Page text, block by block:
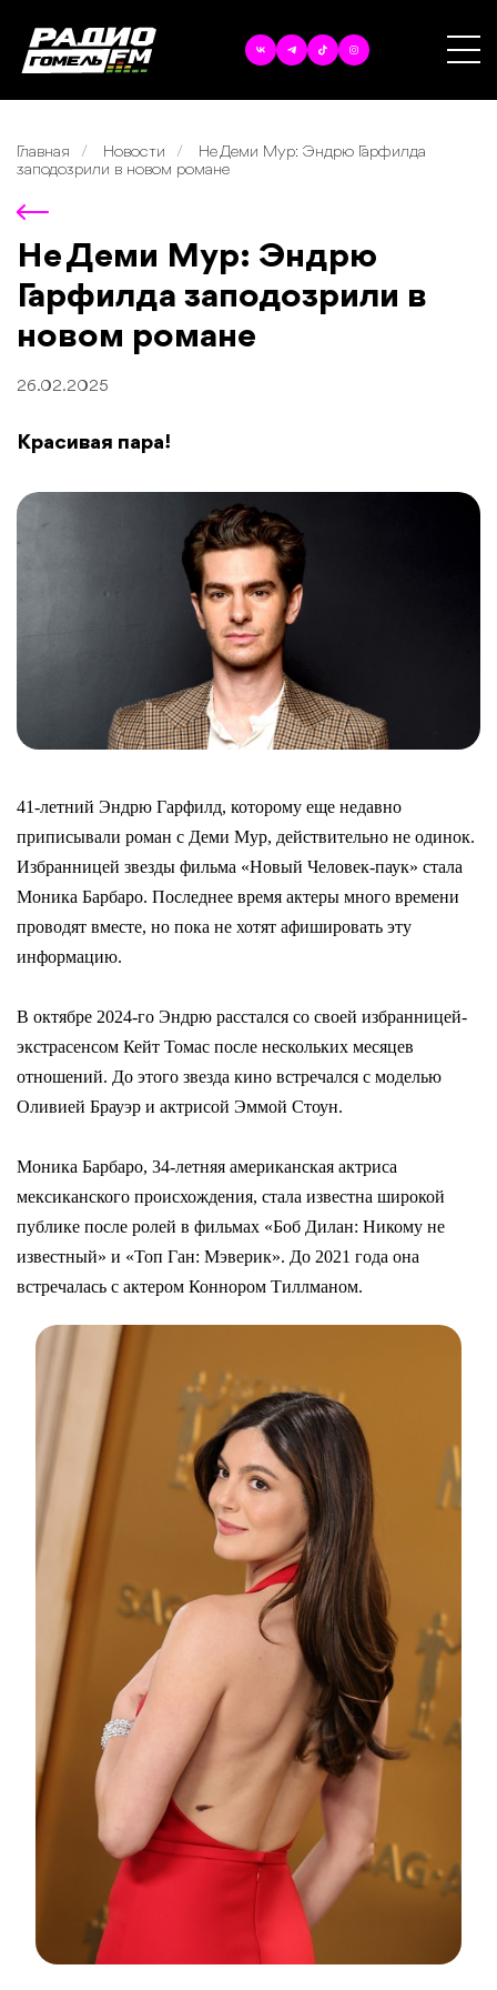
Главная Новости
Не Деми Мур: Эндрю Гарфилда
заподозрили в новом романе
Не Деми Мур: Эндрю
Гарфилда заподозрили в
новом романе
26.02.2025
Красивая пара!
41-летний Эндрю Гарфилд, которому еще недавно
приписывали роман с Деми Мур, действительно не одинок.
Избранницей звезды фильма «Новый Человек-паук» стала
Моника Барбаро. Последнее время актеры много времени
проводят вместе, но пока не хотят афишировать эту
информацию.
В октябре 2024-го Эндрю расстался со своей избранницей-
экстрасенсом Кейт Томас после нескольких месяцев
отношений. До этого звезда кино встречался с моделью
Оливией Брауэр и актрисой Эммой Стоун.
Моника Барбаро, 34-летняя американская актриса
мексиканского происхождения, стала известна широкой
публике после ролей в фильмах «Боб Дилан: Никому не
известный» и «Топ Ган: Мэверик». До 2021 года она
встречалась с актером Коннором Тиллманом.